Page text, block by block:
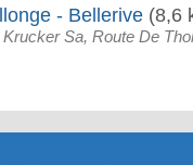
- Bellerive (8,6
Sa, Route De